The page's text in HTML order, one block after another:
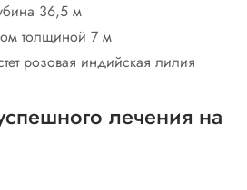
36,5 м
толщиной 7 м
розовая индийская лилия
лечения на